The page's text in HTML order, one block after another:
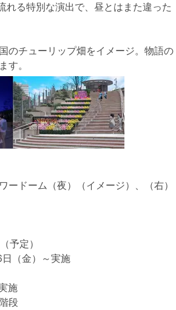
れる特別な演出で、昼とはまた違った
のチューリップ畑をイメージ。物語の
す。
ードーム（夜）（イメージ）、（右）
予定）
（金）～実施
施
段